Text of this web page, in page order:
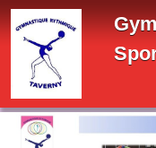
Panneau de gestion des